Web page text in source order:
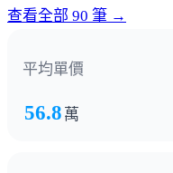
查看全部 90 筆 →
平均單價
56.8 萬